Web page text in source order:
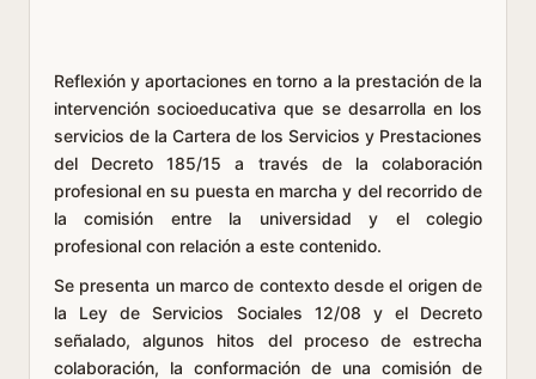
Reflexión y aportaciones en torno a la prestación de la
intervención socioeducativa que se desarrolla en los
servicios de la Cartera de los Servicios y Prestaciones
del Decreto 185/15 a través de la colaboración
profesional en su puesta en marcha y del recorrido de
la comisión entre la universidad y el colegio
profesional con relación a este contenido.
Se presenta un marco de contexto desde el origen de
la Ley de Servicios Sociales 12/08 y el Decreto
señalado, algunos hitos del proceso de estrecha
colaboración, la conformación de una comisión de